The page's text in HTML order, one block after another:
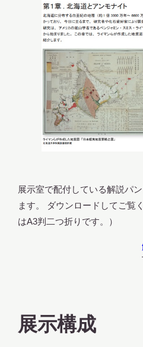
展示室で配付している解説パ
ます。 ダウンロードしてご覧
はA3判二つ折りです。）
展示構成